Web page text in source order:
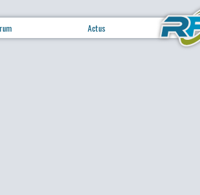
Actus